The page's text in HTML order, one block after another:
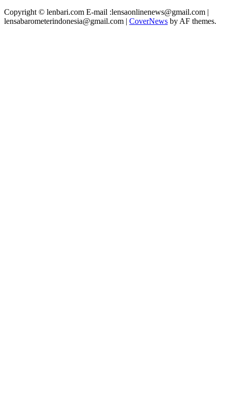
Copyright © lenbari.com E-mail :lensaonlinenews@gmail.com |
lensabarometerindonesia@gmail.com | CoverNews by AF themes.